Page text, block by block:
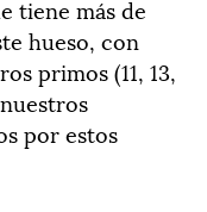
tiene más de
hueso, con
primos (11, 13,
por estos